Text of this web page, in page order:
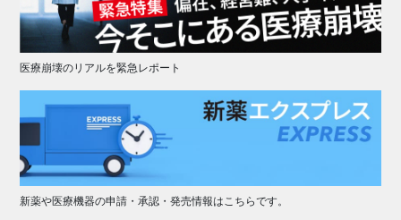
医療崩壊のリアルを緊急レポート
新薬や医療機器の申請・承認・発売情報はこちらです。